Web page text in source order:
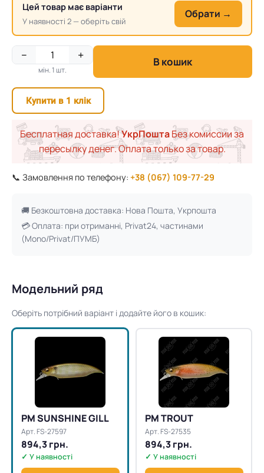
Цей товар має варіанти
У наявності 2 — оберіть свій
Обрати →
− +
мін. 1 шт.
В кошик
Купити в 1 клік
Бесплатная доставка!УкрПоштаБез комиссии за
пересылку денег. Оплата только за товар.
📞 Замовлення по телефону: +38 (067) 109-77-29
🚚 Безкоштовна доставка: Нова Пошта, Укрпошта
💳 Оплата: при отриманні, Privat24, частинами
(Mono/Privat/ПУМБ)
Модельний ряд
Оберіть потрібний варіант і додайте його в кошик:
PM SUNSHINE GILL
Арт. FS-27597
894,3 грн.
✓ У наявності
PM TROUT
Арт. FS-27535
894,3 грн.
✓ У наявності